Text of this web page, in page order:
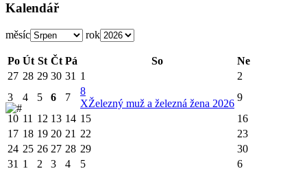
Kalendář
měsíc rok
Po Út St Čt Pá So
Ne
27 28 29 30 31 1
2
3
4 5 6 7
8
XŽelezný muž a železná žena 2026
9
10 11 12 13 14 15
16
17 18 19 20 21 22
23
24 25 26 27 28 29
30
31 1 2 3 4 5 6